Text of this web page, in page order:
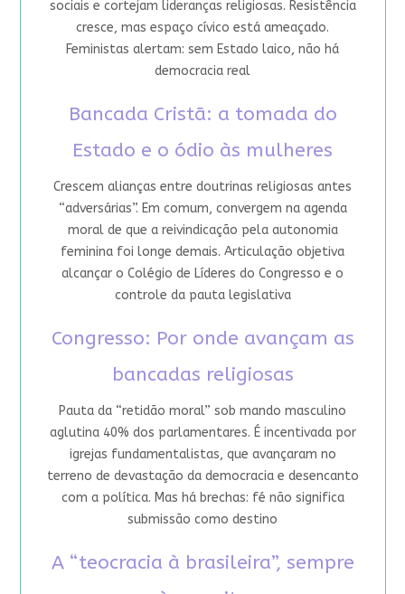
sociais e cortejam lideranças religiosas. Resistência
cresce, mas espaço cívico está ameaçado.
Feministas alertam: sem Estado laico, não há
democracia real
Bancada Cristã: a tomada do
Estado e o ódio às mulheres
Crescem alianças entre doutrinas religiosas antes
“adversárias”. Em comum, convergem na agenda
moral de que a reivindicação pela autonomia
feminina foi longe demais. Articulação objetiva
alcançar o Colégio de Líderes do Congresso e o
controle da pauta legislativa
Congresso: Por onde avançam as
bancadas religiosas
Pauta da “retidão moral” sob mando masculino
aglutina 40% dos parlamentares. É incentivada por
igrejas fundamentalistas, que avançaram no
terreno de devastação da democracia e desencanto
com a política. Mas há brechas: fé não significa
submissão como destino
A “teocracia à brasileira”, sempre